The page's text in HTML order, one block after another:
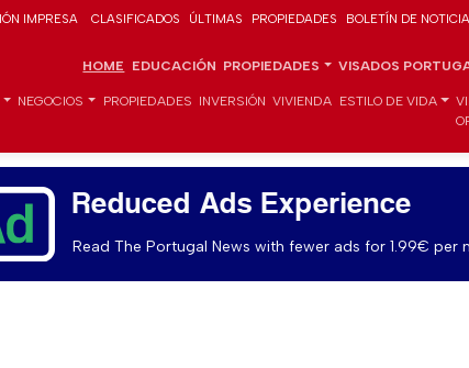
IMPRESA CLASIFICADOS ÚLTIMAS PROPIEDADES BOLETÍN DE
HOME EDUCACIÓN PROPIEDADES VISADOS
NEGOCIOS PROPIEDADES INVERSIÓN VIVIENDA ESTILO DE VIDA
Reduced Ads Experience
Read The Portugal News with fewer ads for 1.99€ per